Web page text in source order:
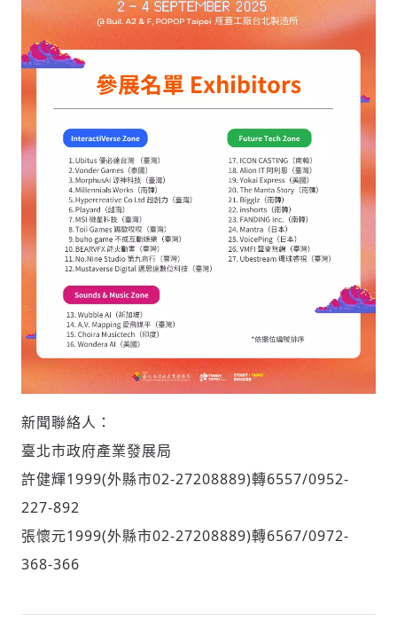
新聞聯絡人：
臺北市政府產業發展局
許健輝1999(外縣市02-27208889)轉6557/0952-
227-892
張懷元1999(外縣市02-27208889)轉6567/0972-
368-366